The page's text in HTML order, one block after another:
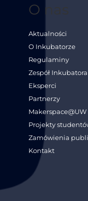
O nas
Aktualności
O Inkubatorze
Regulaminy
Zespół Inkubatora
Eksperci
Partnerzy
Makerspace@UW
Projekty
Zamówienia
Kontakt